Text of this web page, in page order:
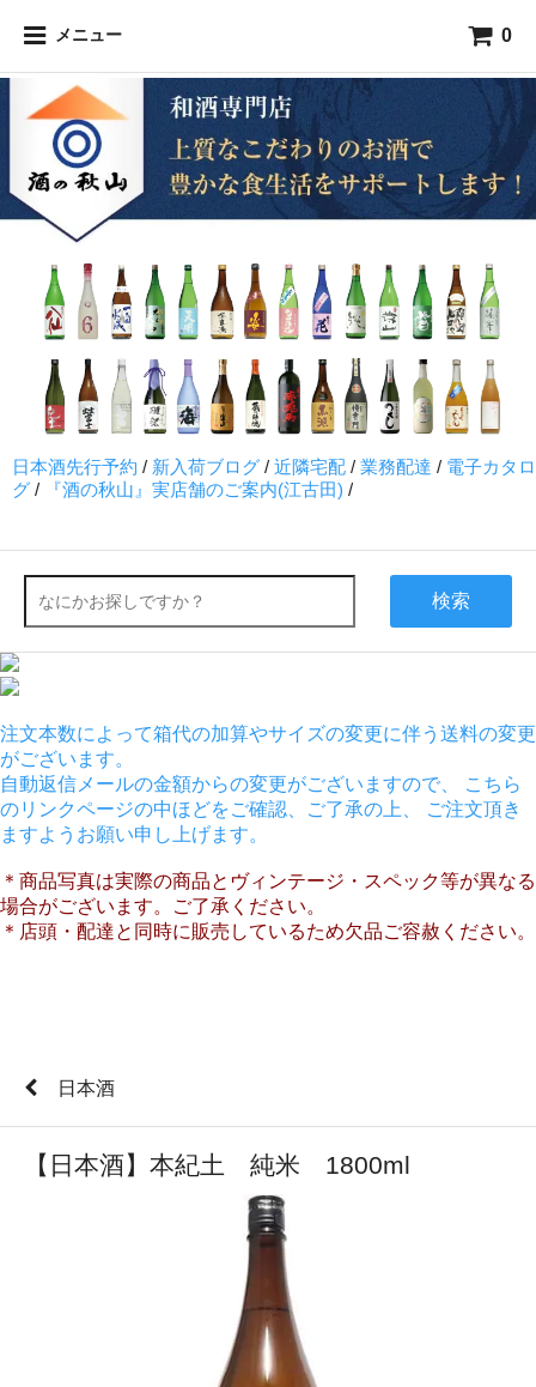
メニュー 0
日本酒先行予約 / 新入荷ブログ / 近隣宅配 / 業務配達 / 電子カタロ
グ / 『酒の秋山』実店舗のご案内(江古田) /
検索
注文本数によって箱代の加算やサイズの変更に伴う送料の変更
がございます。
自動返信メールの金額からの変更がございますので、 こちら
のリンクページの中ほどをご確認、ご了承の上、 ご注文頂き
ますようお願い申し上げます。
＊商品写真は実際の商品とヴィンテージ・スペック等が異なる
場合がございます。ご了承ください。
＊店頭・配達と同時に販売しているため欠品ご容赦ください。
日本酒
【日本酒】本紀土 純米 1800ml